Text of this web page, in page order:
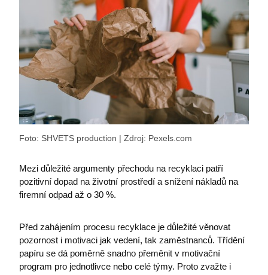
Foto: SHVETS production | Zdroj: Pexels.com
Mezi důležité argumenty přechodu na recyklaci patří
pozitivní dopad na životní prostředí a snížení nákladů na
firemní odpad až o 30 %.
Před zahájením procesu recyklace je důležité věnovat
pozornost i motivaci jak vedení, tak zaměstnanců. Třídění
papíru se dá poměrně snadno přeměnit v motivační
program pro jednotlivce nebo celé týmy. Proto zvažte i